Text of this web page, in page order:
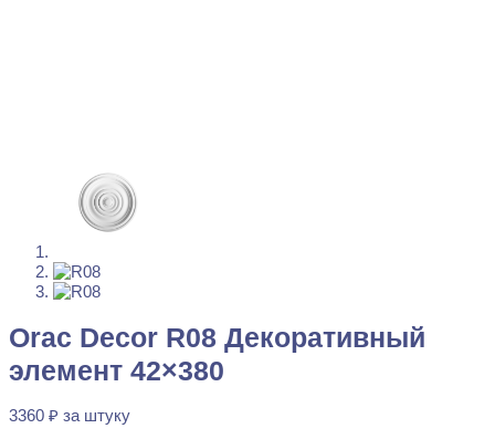
Orac Decor R08 Декоративный
элемент 42×380
3360 ₽ за штуку